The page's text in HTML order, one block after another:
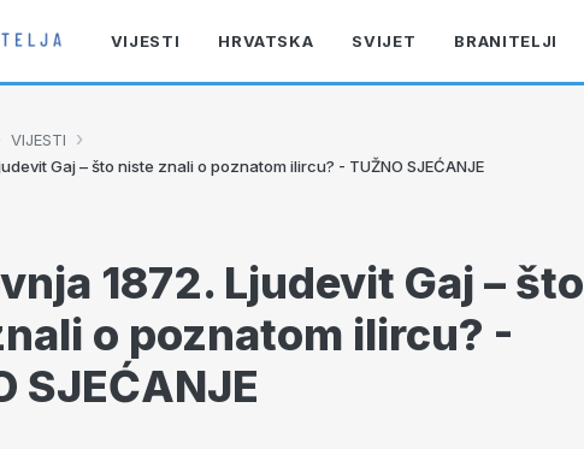
VIJESTI HRVATSKA SVIJET BRANITELJI
VIJESTI ›
Gaj – što niste znali o poznatom ilircu? - TUŽNO SJEĆANJE
1872. Ljudevit Gaj – što
o poznatom ilircu? -
SJEĆANJE